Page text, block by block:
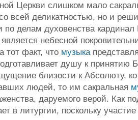
Церкви слишком мало
всей деликатностью, но и
по делам духовенства
является небесной
тот факт, что музыка
душу к принятию
близости к Абсолюту,
людей, то им сакральная
даруемого верой. Как
в литургии, поскольку